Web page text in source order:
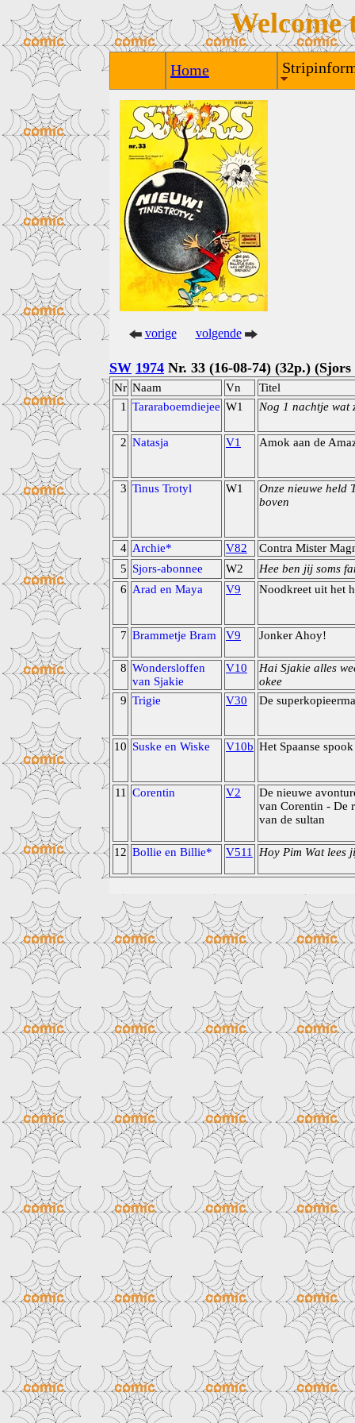
Welcome
Home
vorige volgende
SW 1974 Nr. 33 (16-08-74) (32p.)
Nr Naam Vn
Titel
1
Tararaboemdiejee W1 Nog 1 nachtje wat
2 Natasja V1 Amok aan de
3 Tinus Trotyl W1
Onze nieuwe held
boven
4 Archie* V82
Contra Mister
5 Sjors-abonnee W2
Hee ben jij soms
6 Arad en Maya V9 Noodkreet uit het
7 Brammetje Bram V9 Jonker Ahoy!
8 Wondersloffen
van Sjakie
V10
Hai Sjakie alles
okee
9 Trigie V30 De
10 Suske en Wiske V10b Het Spaanse spook
11 Corentin V2
De nieuwe
van Corentin - De
van de sultan
12 Bollie en Billie* V511 Hoy Pim Wat lees